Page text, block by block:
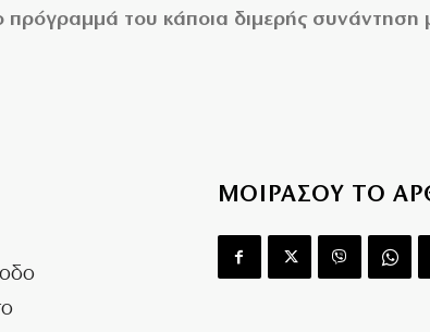
του κάποια διμερής συνάντηση
ΜΟΙΡΑΣΟΥ ΤΟ